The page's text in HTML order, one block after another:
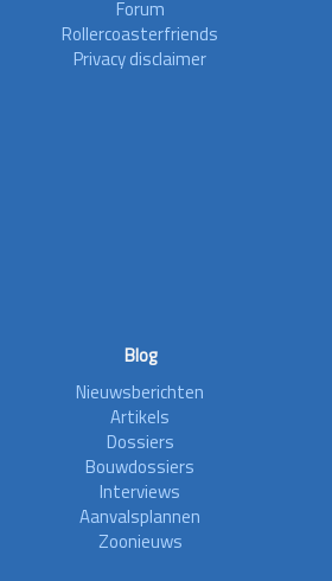
Forum
Rollercoasterfriends
Privacy disclaimer
Blog
Nieuwsberichten
Artikels
Dossiers
Bouwdossiers
Interviews
Aanvalsplannen
Zoonieuws